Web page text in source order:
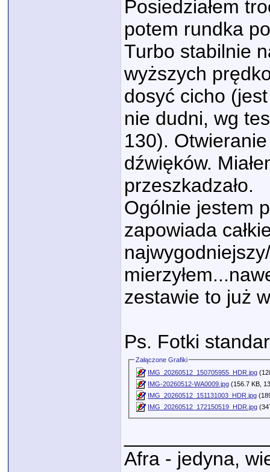
Posiedziałem
potem rundka
Turbo stabilnie
wyższych
dosyć cicho
nie dudni, wg
130).
dźwięków.
przeszkadzało.
Ogólnie jestem
zapowiada
zestawie to już
Ps. Fotki
Załączone Grafiki
IMG_20260512_150705955_HDR.jpg
IMG-20260512-WA0009.jpg (156.7 KB,
IMG_20260512_151131003_HDR.jpg
IMG_20260512_172150519_HDR.jpg
Afra - jedyna,